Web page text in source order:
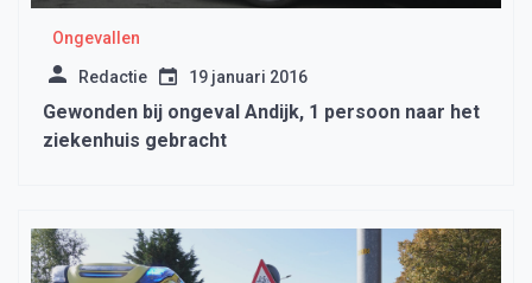
Ongevallen
Redactie 19 januari 2016
Gewonden bij ongeval Andijk, 1 persoon naar het
ziekenhuis gebracht